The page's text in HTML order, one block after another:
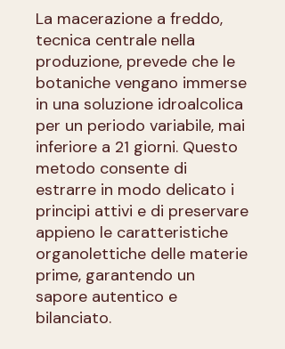
La macerazione a freddo,
tecnica centrale nella
produzione, prevede che le
botaniche vengano immerse
in una soluzione idroalcolica
per un periodo variabile, mai
inferiore a 21 giorni. Questo
metodo consente di
estrarre in modo delicato i
principi attivi e di preservare
appieno le caratteristiche
organolettiche delle materie
prime, garantendo un
sapore autentico e
bilanciato.